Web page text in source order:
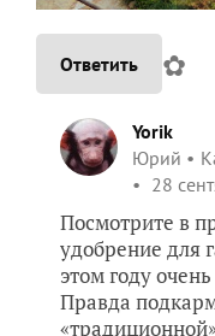
Ответить ✿
Yorik
Юрий
28
Посмотрите в
удобрение для
этом году
Правда